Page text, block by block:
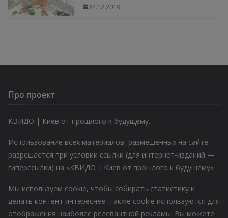
24.12.2019
Про проект
КВИДО | Киев от прошлого к будущему.
Использование всех материалов, размещенных на сайте
разрешается при условии ссылки (для интернет-изданий —
гиперссылки) на «КВИДО | Киев от прошлого к будущему»
Мы используем cookie, чтобы собирать статистику и
делать контент интереснее. Также cookie используются для
отображения наиболее релевантной рекламы. Вы можете